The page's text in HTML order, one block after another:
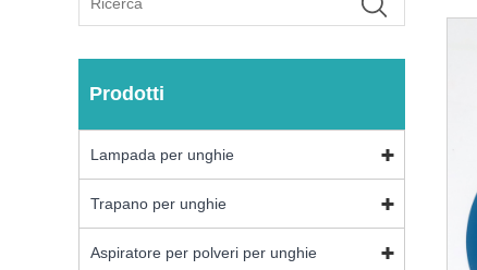
Prodotti
Lampada per unghie
Trapano per unghie
Aspiratore per polveri per unghie